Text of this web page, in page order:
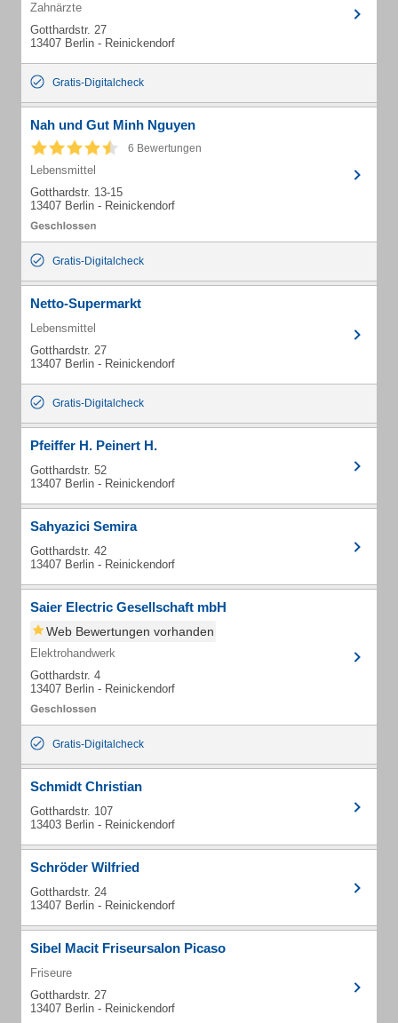
Zahnärzte
Gotthardstr. 27
13407 Berlin - Reinickendorf
Gratis-Digitalcheck
Nah und Gut Minh Nguyen
6 Bewertungen
Lebensmittel
Gotthardstr. 13-15
13407 Berlin - Reinickendorf
Gratis-Digitalcheck
Netto-Supermarkt
Lebensmittel
Gotthardstr. 27
13407 Berlin - Reinickendorf
Gratis-Digitalcheck
Pfeiffer H. Peinert H.
Gotthardstr. 52
13407 Berlin - Reinickendorf
Sahyazici Semira
Gotthardstr. 42
13407 Berlin - Reinickendorf
Saier Electric Gesellschaft mbH
Web Bewertungen vorhanden
Elektrohandwerk
Gotthardstr. 4
13407 Berlin - Reinickendorf
Gratis-Digitalcheck
Schmidt Christian
Gotthardstr. 107
13403 Berlin - Reinickendorf
Schröder Wilfried
Gotthardstr. 24
13407 Berlin - Reinickendorf
Sibel Macit Friseursalon Picaso
Friseure
Gotthardstr. 27
13407 Berlin - Reinickendorf